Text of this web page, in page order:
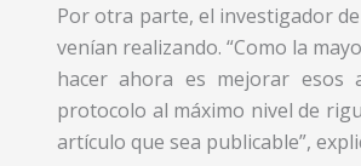
Por otra parte, el investigador
venían realizando. “Como la
hacer ahora es mejorar esos
protocolo al máximo nivel de
artículo que sea publicable”,